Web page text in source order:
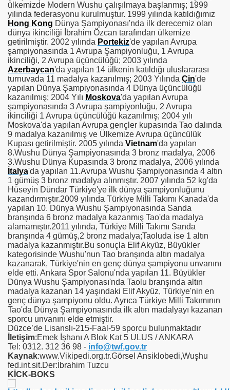
ülkemizde Modern Wushu çalışılmaya başlanmış; 1999
yılında federasyonu kurulmuştur. 1999 yılında katıldığımız
Hong Kong Dünya Şampiyonası'nda ilk derecemiz olan
dünya ikinciliği İbrahim Özcan tarafından ülkemize
getirilmiştir. 2002 yılında Portekiz'de yapılan Avrupa
şampiyonasında 1 Avrupa Şampiyonluğu, 1 Avrupa
ikinciliği, 2 Avrupa üçüncülüğü; 2003 yılında
Azerbaycan'da yapılan 14 ülkenin katıldığı uluslararası
turnuvada 11 madalya kazanılmış; 2003 Yılında Çin'de
yapılan Dünya Şampiyonasında 4 Dünya üçüncülüğü
kazanılmış; 2004 Yılı Moskova'da yapılan Avrupa
şampiyonasında 3 Avrupa şampiyonluğu, 2 Avrupa
ikinciliği 1 Avrupa üçüncülüğü kazanılmış; 2004 yılı
Moskova'da yapılan Avrupa gençler kupasında Tao dalında
9 madalya kazanılmış ve Ülkemize Avrupa üçüncülük
Kupası getirilmiştir. 2005 yılında Vietnam'da yapılan
8.Wushu Dünya Şampiyonasında 3 bronz madalya, 2006
3.Wushu Dünya Kupasında 3 bronz madalya, 2006 yılında
İtalya'da yapılan 11.Avrupa Wushu Şampiyonasında 4 altın
1 gümüş 3 bronz madalya alınmıştır. 2007 yılında 52 kg'da
Hüseyin Dündar Türkiye'ye ilk dünya şampiyonluğunu
kazandırmıştır.2009 yılında Türkiye Milli Takımı Kanada'da
yapılan 10. Dünya Wushu Şampiyonasında Sanda
branşında 6 bronz madalya kazanmış Tao'da madalya
alamamıştır.2011 yılında, Türkiye Milli Takımı Sanda
branşında 4 gümüş,2 bronz madalya;Taoluda ise 1 altın
madalya kazanmıştır.Bu sonuçla Elif Akyüz, Büyükler
kategorisinde Wushu'nun Tao branşında altın madalya
kazanarak, Türkiye'nin en genç dünya şampiyonu unvanını
elde etti. Ankara Spor Salonu'nda yapılan 11. Büyükler
Dünya Wushu Şampiyonası'nda Taolu branşında altın
madalya kazanan 14 yaşındaki Elif Akyüz, Türkiye'nin en
genç dünya şampiyonu oldu. Ayrıca Türkiye Milli Takımının
Tao'da Dünya Şampiyonasında ilk altın madalyayı kazanan
sporcu unvanını elde etmiştir.
Düzce’de Lisanslı-215-Faal-59 sporcu bulunmaktadır
İletişim:Emek İşhanı A Blok Kat 5 ULUS / ANKARA
Tel: 0312. 312 36 98 - info@twf.gov.tr
Kaynak:www.Vikipedi.org.tr.Görsel Ansiklobedi,Wuşhu
fed.int.sit.Der:İbrahim Tuzcu
KİCK-BOKS